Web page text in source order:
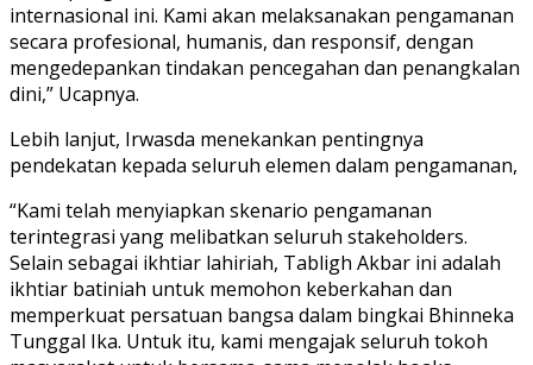
internasional ini. Kami akan melaksanakan pengamanan
secara profesional, humanis, dan responsif, dengan
mengedepankan tindakan pencegahan dan penangkalan
dini,” Ucapnya.
Lebih lanjut, Irwasda menekankan pentingnya
pendekatan kepada seluruh elemen dalam pengamanan,
“Kami telah menyiapkan skenario pengamanan
terintegrasi yang melibatkan seluruh stakeholders.
Selain sebagai ikhtiar lahiriah, Tabligh Akbar ini adalah
ikhtiar batiniah untuk memohon keberkahan dan
memperkuat persatuan bangsa dalam bingkai Bhinneka
Tunggal Ika. Untuk itu, kami mengajak seluruh tokoh